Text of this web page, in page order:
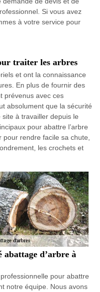
Si vous avez
à votre service pour
traiter les arbres
et ont la connaissance
En plus de fournir des
prévenus avec ces
absolument que la sécurité
à travailler depuis le
pour abattre l’arbre
pour rendre facile sa chute,
les crochets et
abattage d’arbre à
pour abattre
notre équipe. Nous avons